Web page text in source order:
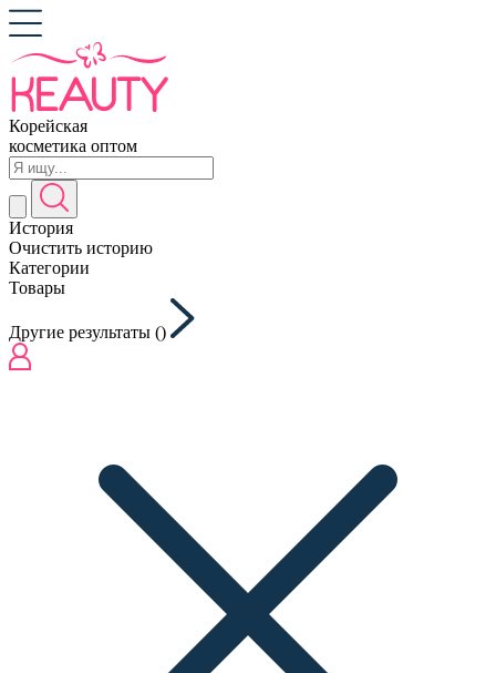
Корейская
косметика оптом
История
Очистить историю
Категории
Товары
Другие результаты ()